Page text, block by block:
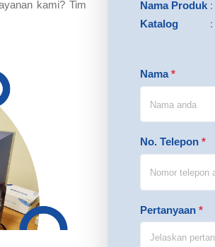
kami? Tim
Nama Produk :
Katalog
:
Nama*
No. Telepon *
Pertanyaan *